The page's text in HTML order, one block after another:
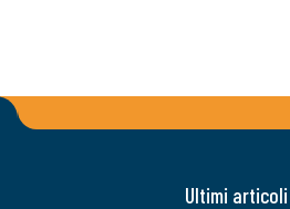
Ultimi articoli